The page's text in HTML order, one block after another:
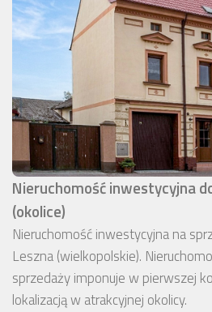
Nieruchomość inwestycyjna
(okolice)
Nieruchomość inwestycyjna na
Leszna (wielkopolskie).
sprzedaży imponuje w pierwszej
lokalizacją w atrakcyjnej okolicy.